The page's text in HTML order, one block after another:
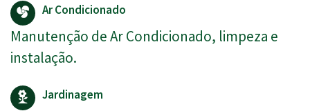
Ar Condicionado
Manutenção de Ar Condicionado, limpeza e
instalação.
Jardinagem